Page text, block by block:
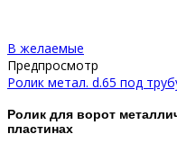
В желаемые
Предпросмотр
Ролик метал. d.65 под
Ролик для ворот
пластинах